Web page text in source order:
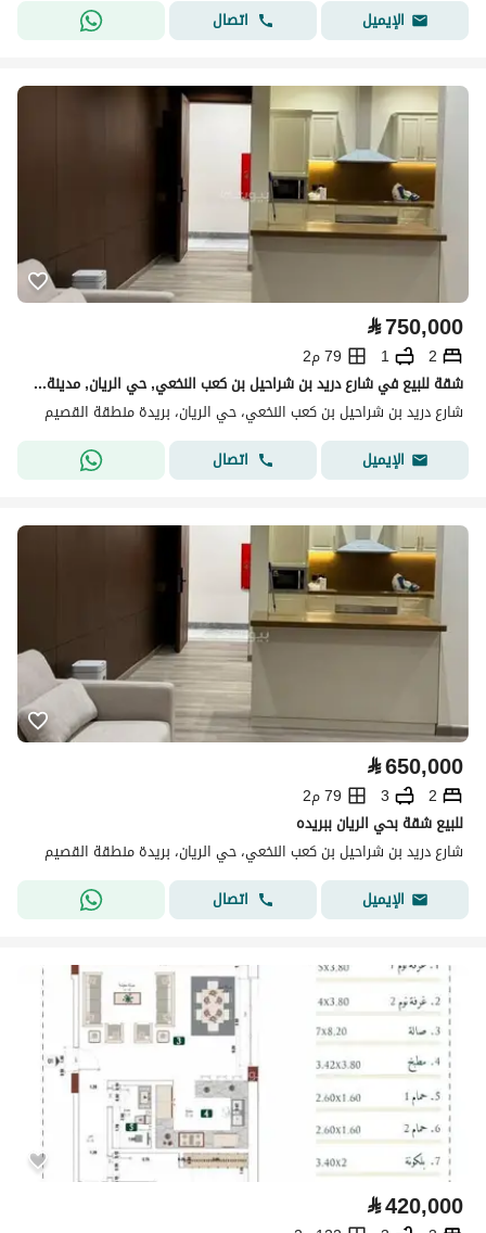
الإيميل اتصال
⃁750,000
2
1
79 م2
شقة للبيع في شارع دريد بن شراحيل بن كعب النخعي, حي الريان, مدينة بريدة, منطقة القصيم
شارع دريد بن شراحيل بن كعب النخعي، حي الريان، بريدة منطقة القصيم
الإيميل
اتصال
⃁650,000
2
3
79 م2
للبيع شقة بحي الريان ببريده
شارع دريد بن شراحيل بن كعب النخعي، حي الريان، بريدة منطقة القصيم
الإيميل
اتصال
⃁420,000